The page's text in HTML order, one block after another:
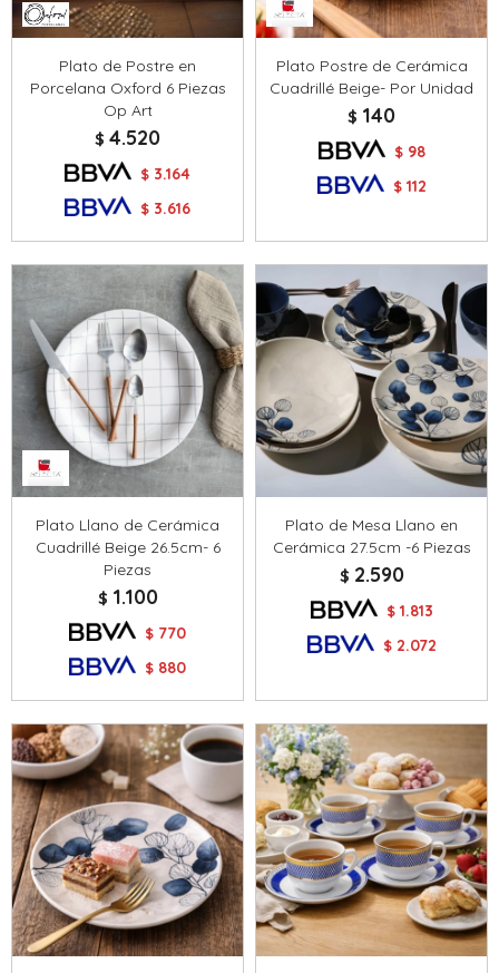
Plato de Postre en
Porcelana Oxford 6 Piezas
Op Art
$ 4.520
$ 3.164
$ 3.616
Plato Postre de Cerámica
Cuadrillé Beige- Por Unidad
$ 140
$ 98
$ 112
Plato Llano de Cerámica
Cuadrillé Beige 26.5cm- 6
Piezas
$ 1.100
$ 770
$ 880
Plato de Mesa Llano en
Cerámica 27.5cm -6 Piezas
$ 2.590
$ 1.813
$ 2.072